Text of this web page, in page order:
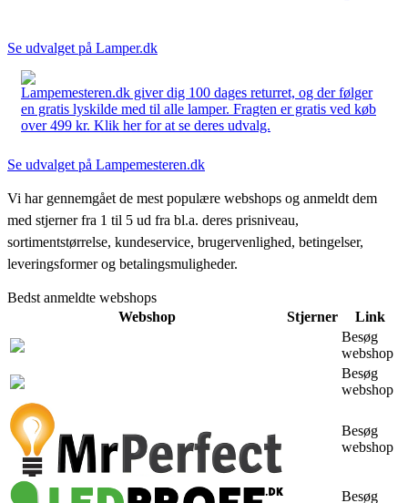
Se udvalget på Lamper.dk
Lampemesteren.dk giver dig 100 dages returret, og der følger
en gratis lyskilde med til alle lamper. Fragten er gratis ved køb
over 499 kr. Klik her for at se deres udvalg.
Se udvalget på Lampemesteren.dk
Vi har gennemgået de mest populære webshops og anmeldt dem
med stjerner fra 1 til 5 ud fra bl.a. deres prisniveau,
sortimentstørrelse, kundeservice, brugervenlighed, betingelser,
leveringsformer og betalingsmuligheder.
Bedst anmeldte webshops
Webshop
Stjerner
Link
Besøg
webshop
Besøg
webshop
Besøg
webshop
Besøg